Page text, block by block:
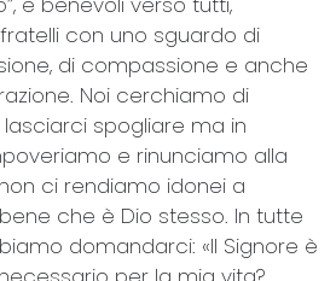
con uno sguardo di
di compassione e anche
Noi cerchiamo di
spogliare ma in
e rinunciamo alla
ci rendiamo idonei a
che è Dio stesso. In tutte
domandarci: «Il Signore è